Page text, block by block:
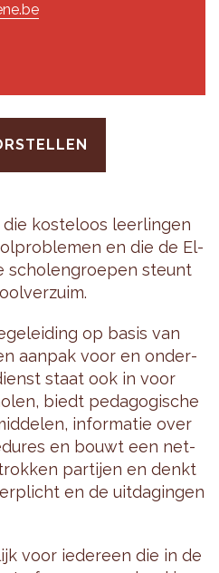
kos­te­loos leer­lin­gen
en die de El­
scho­len­groe­pen steunt
op basis van
aan­pak voor en on­der­
staat ook in voor
biedt pe­da­go­gi­sche
in­for­ma­tie over
en bouwt een net­
par­tij­en en denkt
en de uit­da­gin­gen
voor ie­der­een die in de